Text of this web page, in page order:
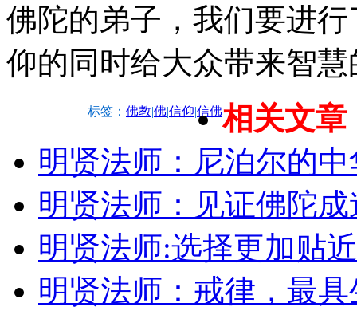
佛陀的弟子，我们要进
仰的同时给大众带来智
标签： 佛教|佛|信仰|信佛相关文章
明贤法师：尼泊尔的中
明贤法师：见证佛陀
明贤法师:选择更加贴
明贤法师：戒律，最